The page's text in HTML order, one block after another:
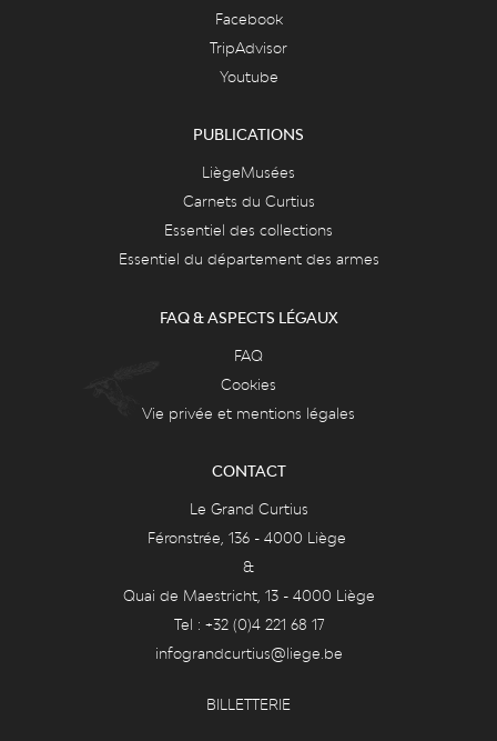
Facebook
TripAdvisor
Youtube
PUBLICATIONS
LiègeMusées
Carnets du Curtius
Essentiel des collections
Essentiel du département des armes
FAQ & ASPECTS LÉGAUX
FAQ
Cookies
Vie privée et mentions légales
CONTACT
Le Grand Curtius
Féronstrée, 136 - 4000 Liège
&
Quai de Maestricht, 13 - 4000 Liège
Tel : +32 (0)4 221 68 17
infograndcurtius@liege.be
BILLETTERIE